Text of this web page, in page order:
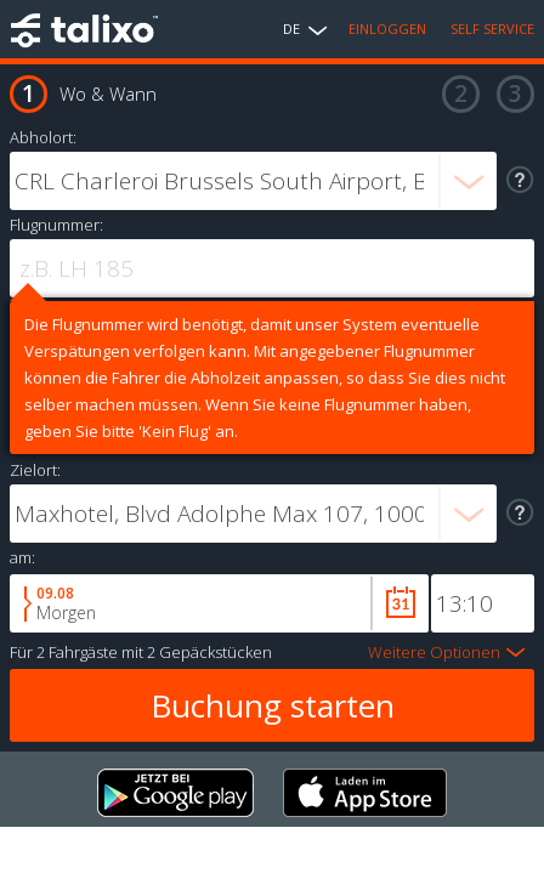
DE EINLOGGEN SELF SERVICE
Wo & Wann
Abholort:
Flugnummer:
Die Flugnummer wird benötigt, damit unser System eventuelle
Verspätungen verfolgen kann. Mit angegebener Flugnummer
können die Fahrer die Abholzeit anpassen, so dass Sie dies nicht
selber machen müssen. Wenn Sie keine Flugnummer haben,
geben Sie bitte 'Kein Flug' an.
Zielort:
am:
09.08
Morgen
Für2 Fahrgäste mit2 Gepäckstücken Weitere Optionen